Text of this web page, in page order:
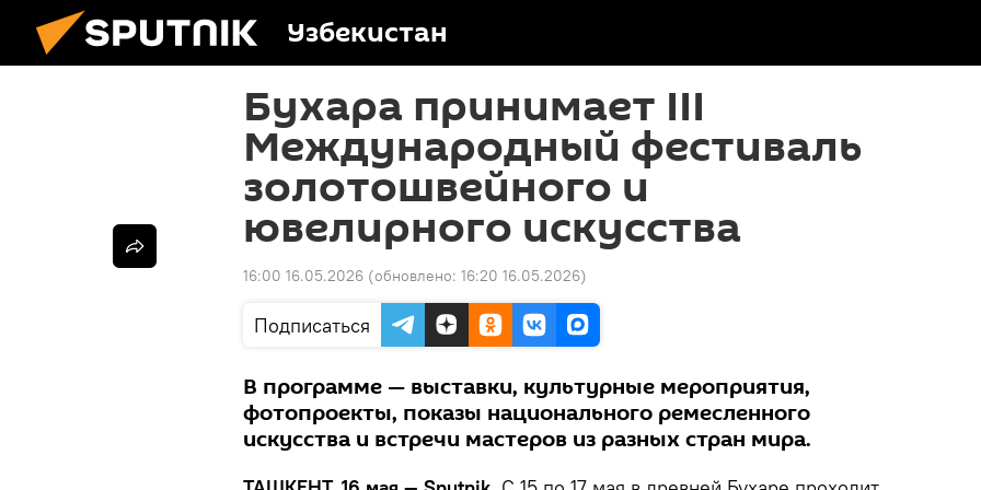
Узбекистан
Бухара принимает III
Международный фестиваль
золотошвейного и
ювелирного искусства
16:00 16.05.2026 (обновлено: 16:20 16.05.2026)
Подписаться
В программе — выставки, культурные мероприятия,
фотопроекты, показы национального ремесленного
искусства и встречи мастеров из разных стран мира.